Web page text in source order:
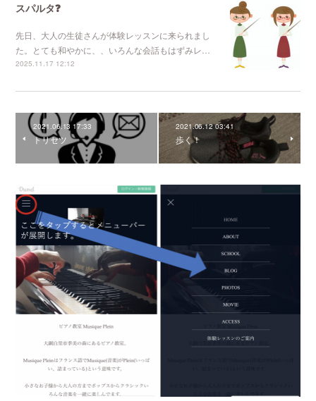
スパルタ❓
先日、大人の生徒さんが体験レッスンに来られまし
た。とても和やかに、、いろんな会話もはずみレ…
2025.11.17 12:12
2021.06.13 17:33
トリセツ
2021.06.12 03:41
歩く！